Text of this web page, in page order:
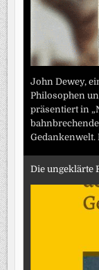
John Dewey,
Philosophen
präsentiert in
Gedankenwelt.
Die ungeklärte